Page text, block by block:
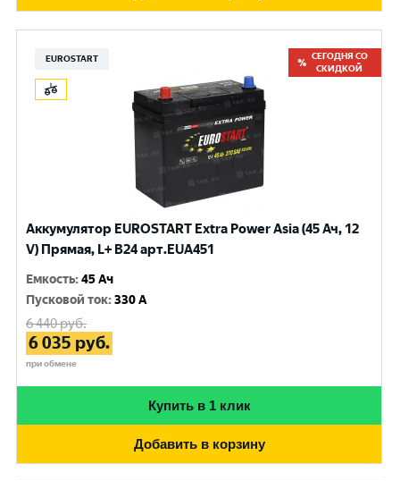
EUROSTART
СЕГОДНЯ СО
СКИДКОЙ
Аккумулятор EUROSTART Extra Power Asia (45 Ач, 12
V) Прямая, L+ B24 арт.EUA451
Емкость:45 Ач
Пусковой ток:330 A
6 440руб.
6 035 руб.
при обмене
Купить в 1 клик
Добавить в корзину